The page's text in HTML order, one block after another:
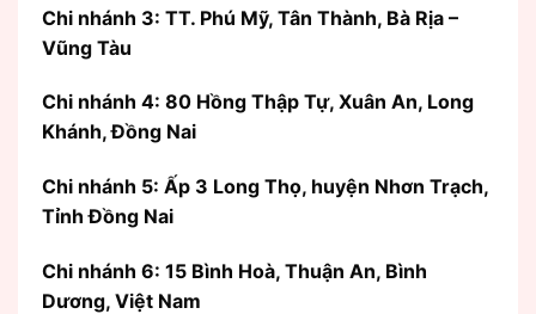
Chi nhánh 3: TT. Phú Mỹ, Tân Thành, Bà Rịa –
Vũng Tàu
Chi nhánh 4: 80 Hồng Thập Tự, Xuân An, Long
Khánh, Đồng Nai
Chi nhánh 5: Ấp 3 Long Thọ, huyện Nhơn Trạch,
Tỉnh Đồng Nai
Chi nhánh 6: 15 Bình Hoà, Thuận An, Bình
Dương, Việt Nam